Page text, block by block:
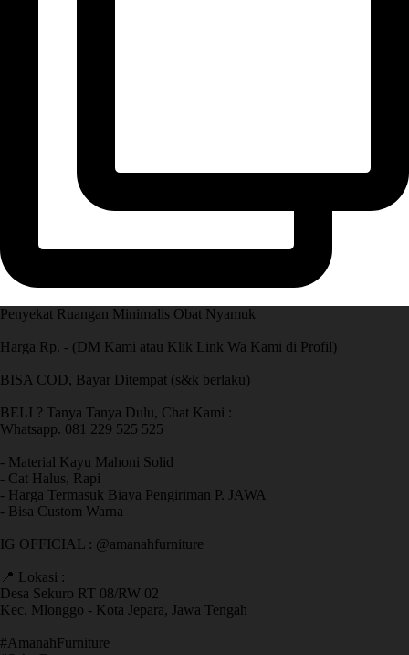
Penyekat Ruangan Minimalis Obat Nyamuk
Harga Rp. - (DM Kami atau Klik Link Wa Kami di Profil)
BISA COD, Bayar Ditempat (s&k berlaku)
BELI ? Tanya Tanya Dulu, Chat Kami :
Whatsapp. 081 229 525 525
- Material Kayu Mahoni Solid
- Cat Halus, Rapi
- Harga Termasuk Biaya Pengiriman P. JAWA
- Bisa Custom Warna
IG OFFICIAL : @amanahfurniture
📍 Lokasi :
Desa Sekuro RT 08/RW 02
Kec. Mlonggo - Kota Jepara, Jawa Tengah
​#AmanahFurniture